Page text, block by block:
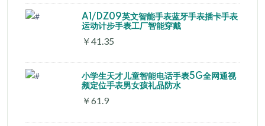
A1/DZ09英文智能手表蓝牙手表插卡手表
运动计步手表工厂智能穿戴
￥41.35
小学生天才儿童智能电话手表5G全网通视
频定位手表男女孩礼品防水
￥61.9